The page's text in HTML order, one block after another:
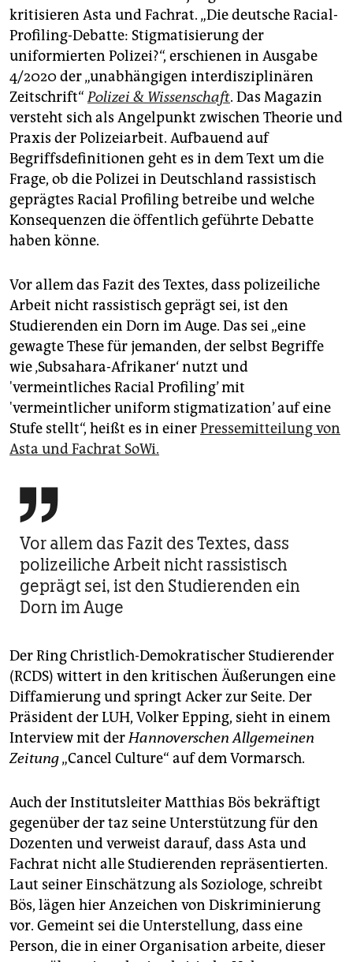
kritisieren Asta und Fachrat. „Die deutsche Racial-
Profiling-Debatte: Stigmatisierung der
uniformierten Polizei?“, erschienen in Ausgabe
4/2020 der „unabhängigen interdisziplinären
Zeitschrift“Polizei & Wissenschaft. Das Magazin
versteht sich als Angelpunkt zwischen Theorie und
Praxis der Polizeiarbeit. Aufbauend auf
Begriffsdefinitionen geht es in dem Text um die
Frage, ob die Polizei in Deutschland rassistisch
geprägtes Racial Profiling betreibe und welche
Konsequenzen die öffentlich geführte Debatte
haben könne.
Vor allem das Fazit des Textes, dass polizeiliche
Arbeit nicht rassistisch geprägt sei, ist den
Studierenden ein Dorn im Auge. Das sei „eine
gewagte These für jemanden, der selbst Begriffe
wie ‚Subsahara-Afrikaner‘ nutzt und
'vermeintliches Racial Profiling’ mit
'vermeintlicher uniform stigmatization’ auf eine
Stufe stellt“, heißt es in einerPressemitteilung von
Asta und Fachrat SoWi.

Vor allem das Fazit des Textes, dass
polizeiliche Arbeit nicht rassistisch
geprägt sei, ist den Studierenden ein
Dorn im Auge
Der Ring Christlich-Demokratischer Studierender
(RCDS) wittert in den kritischen Äußerungen eine
Diffamierung und springt Acker zur Seite. Der
Präsident der LUH, Volker Epping, sieht in einem
Interview mit derHannoverschen Allgemeinen
Zeitung„Cancel Culture“ auf dem Vormarsch.
Auch der Institutsleiter Matthias Bös bekräftigt
gegenüber der taz seine Unterstützung für den
Dozenten und verweist da­rauf, dass Asta und
Fachrat nicht alle Studierenden repräsentierten.
Laut seiner Einschätzung als Soziologe, schreibt
Bös, lägen hier Anzeichen von Diskriminierung
vor. Gemeint sei die Unterstellung, dass eine
Person, die in einer Organisation arbeite, dieser